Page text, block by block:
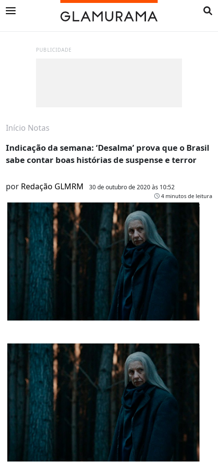
PUBLICIDADE
Início Notas
Indicação da semana: ‘Desalma’ prova que o Brasil
sabe contar boas histórias de suspense e terror
por Redação GLMRM 30 de outubro de 2020 às 10:52
4 minutos de leitura